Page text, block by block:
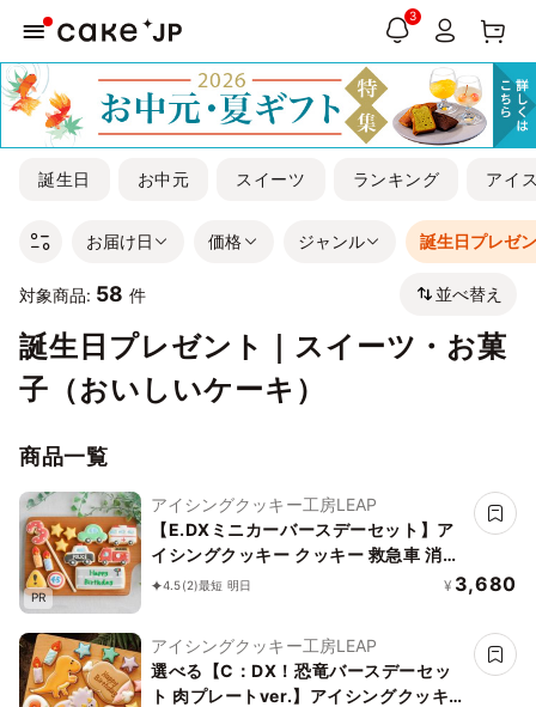
3
誕生日 お中元 スイーツ ランキング アイ
お届け日 価格 ジャンル 誕生日プレゼ
対象商品: 58 件 並べ替え
誕生日プレゼント｜スイーツ・お菓
子（おいしいケーキ）
商品一覧
PR
アイシングクッキー工房LEAP
【E.DXミニカーバースデーセット】ア
イシングクッキー クッキー 救急車 消防
車 パトカー 車 プチギフト ケーキデコレ
4.5(2)最短 明日 ¥ 3,680
アイシングクッキー工房LEAP
選べる【C：DX！恐竜バースデーセッ
ト 肉プレートver.】アイシングクッキー